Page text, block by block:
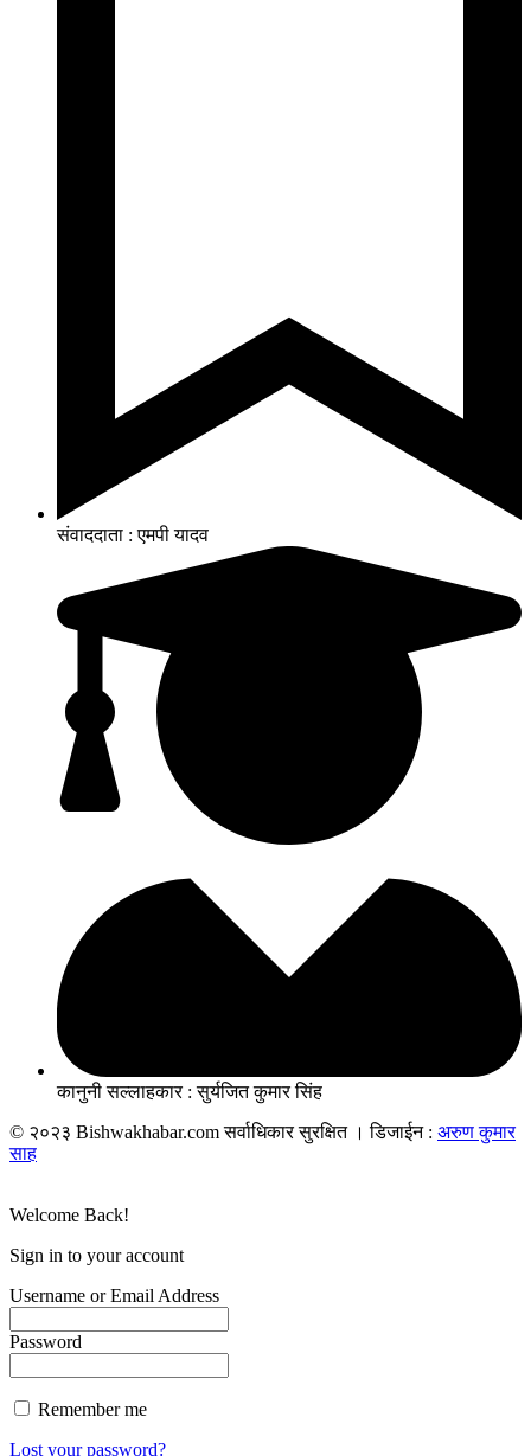
संवाददाता : एमपी यादव
कानुनी सल्लाहकार : सुर्यजित कुमार सिंह
© २०२३ Bishwakhabar.com सर्वाधिकार सुरक्षित । डिजाईन : अरुण कुमार
साह
Welcome Back!
Sign in to your account
Username or Email Address
Password
Remember me
Lost your password?